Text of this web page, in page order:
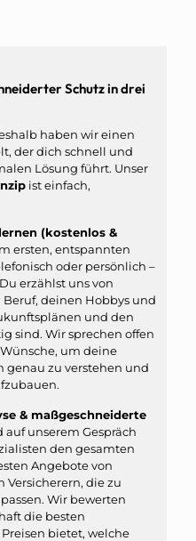
Schutz in drei
haben wir einen
der dich schnell und
Lösung führt. Unser
ist einfach,
(kostenlos &
ersten, entspannten
oder persönlich –
erzählst uns von
deinen Hobbys und
und den
sind. Wir sprechen offen
um deine
genau zu verstehen und
& maßgeschneiderte
auf unserem Gespräch
den gesamten
Angebote von
Versicherern, die zu
Wir bewerten
die besten
bietet, welche